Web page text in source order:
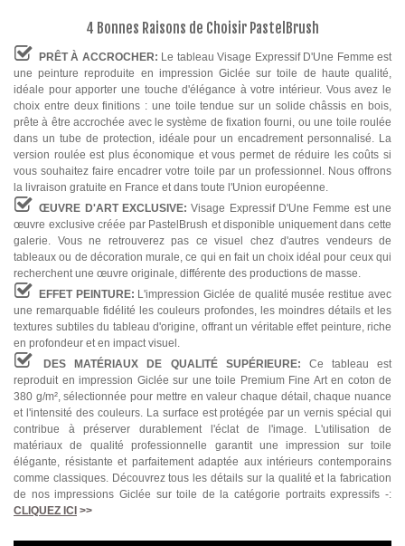
4 Bonnes Raisons de Choisir PastelBrush
PRÊT À ACCROCHER: Le tableau Visage Expressif D'Une Femme est
une peinture reproduite en impression Giclée sur toile de haute qualité,
idéale pour apporter une touche d'élégance à votre intérieur. Vous avez le
choix entre deux finitions : une toile tendue sur un solide châssis en bois,
prête à être accrochée avec le système de fixation fourni, ou une toile roulée
dans un tube de protection, idéale pour un encadrement personnalisé. La
version roulée est plus économique et vous permet de réduire les coûts si
vous souhaitez faire encadrer votre toile par un professionnel. Nous offrons
la livraison gratuite en France et dans toute l'Union européenne.
ŒUVRE D'ART EXCLUSIVE:Visage Expressif D'Une Femme est une
œuvre exclusive créée par PastelBrush et disponible uniquement dans cette
galerie. Vous ne retrouverez pas ce visuel chez d'autres vendeurs de
tableaux ou de décoration murale, ce qui en fait un choix idéal pour ceux qui
recherchent une œuvre originale, différente des productions de masse.
EFFET PEINTURE: L'impression Giclée de qualité musée restitue avec
une remarquable fidélité les couleurs profondes, les moindres détails et les
textures subtiles du tableau d'origine, offrant un véritable effet peinture, riche
en profondeur et en impact visuel.
DES MATÉRIAUX DE QUALITÉ SUPÉRIEURE: Ce tableau est
reproduit en impression Giclée sur une toile Premium Fine Art en coton de
380 g/m², sélectionnée pour mettre en valeur chaque détail, chaque nuance
et l'intensité des couleurs. La surface est protégée par un vernis spécial qui
contribue à préserver durablement l'éclat de l'image. L'utilisation de
matériaux de qualité professionnelle garantit une impression sur toile
élégante, résistante et parfaitement adaptée aux intérieurs contemporains
comme classiques. Découvrez tous les détails sur la qualité et la fabrication
de nos impressions Giclée sur toile de la catégorie portraits expressifs -:
CLIQUEZ ICI >>